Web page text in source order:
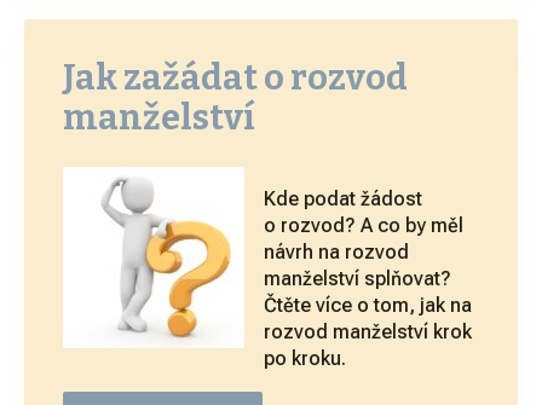
Jak zažádat o rozvod
manželství
Kde podat žádost
o rozvod? A co by měl
návrh na rozvod
manželství splňovat?
Čtěte více o tom, jak na
rozvod manželství krok
po kroku.